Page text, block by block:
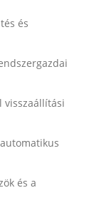
és
visszaállítási
és a